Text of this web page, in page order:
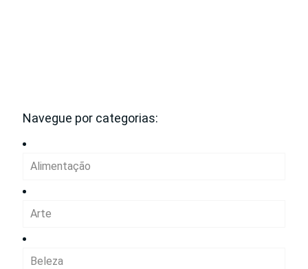
Navegue por categorias:
Alimentação
Arte
Beleza